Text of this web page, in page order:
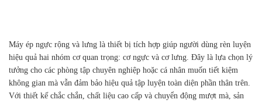
Máy ép ngực rộng và lưng là thiết bị tích hợp giúp người dùng rèn luyện
hiệu quả hai nhóm cơ quan trọng: cơ ngực và cơ lưng. Đây là lựa chọn lý
tưởng cho các phòng tập chuyên nghiệp hoặc cá nhân muốn tiết kiệm
không gian mà vẫn đảm bảo hiệu quả tập luyện toàn diện phần thân trên.
Với thiết kế chắc chắn, chất liệu cao cấp và chuyển động mượt mà, sản